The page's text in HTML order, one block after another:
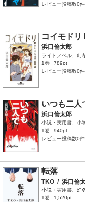
レビュー投稿数0件
コイモドリ
浜口倫太郎
ライトノベル、幻
1巻
789pt
レビュー投稿数0件
いつも二人
浜口倫太郎
小説・実用書、小
1巻
940pt
レビュー投稿数0件
転落
TKO / 浜口倫
小説・実用書、幻
1巻
1,520pt